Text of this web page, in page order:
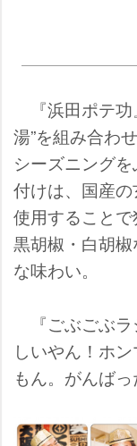
『浜田ポテ功
湯”を組み合わ
シーズニング
付けは、国産
使用することで
黒胡椒・白胡
な味わい。
『ごぶごぶラ
しいやん！ホ
もん。がんばっ